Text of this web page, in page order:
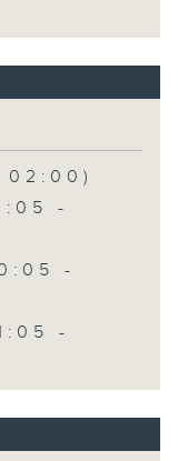
02:00)
-
-
-